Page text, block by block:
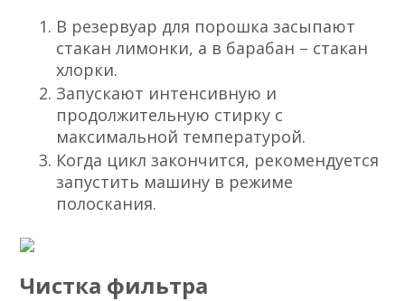
В резервуар для порошка засыпают
стакан лимонки, а в барабан – стакан
хлорки.
Запускают интенсивную и
продолжительную стирку с
максимальной температурой.
Когда цикл закончится, рекомендуется
запустить машину в режиме
полоскания.
Чистка фильтра